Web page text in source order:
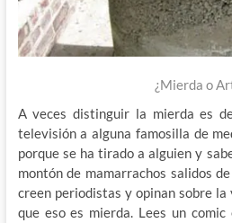
¿Mierda o
A veces distinguir la mierda es
televisión a alguna famosilla de
porque se ha tirado a alguien y
montón de mamarrachos salidos
creen periodistas y opinan sobre la
que eso es mierda. Lees un